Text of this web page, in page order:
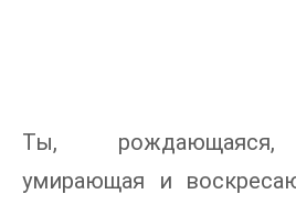
Ты, рождающаяся,
умирающая и